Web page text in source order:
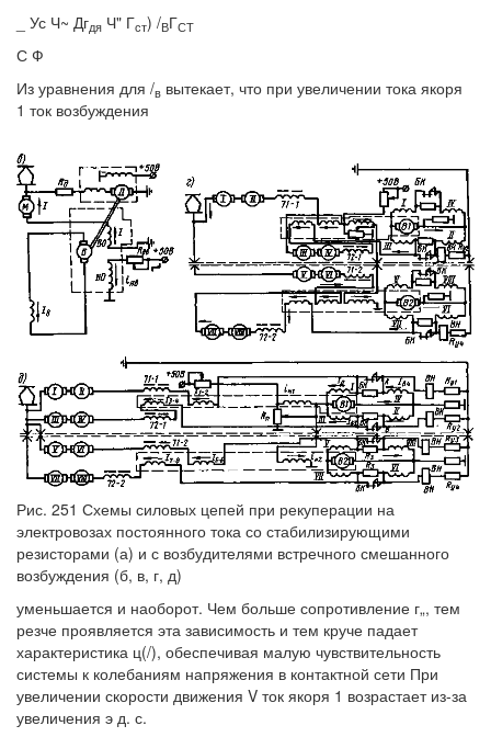
_ Ус Ч~ Дгдя Ч" Гст) /ВГСТ
С Ф
Из уравнения для /в вытекает, что при увеличении тока якоря
1 ток возбуждения
Рис. 251 Схемы силовых цепей при рекуперации на
электровозах постоянного тока со стабилизирующими
резисторами (а) и с возбудителями встречного смешанного
возбуждения (б, в, г, д)
уменьшается и наоборот. Чем больше сопротивление г„, тем
резче проявляется эта зависимость и тем круче падает
характеристика ц(/), обеспечивая малую чувствительность
системы к колебаниям напряжения в контактной сети При
увеличении скорости движения V ток якоря 1 возрастает из-за
увеличения э д. с.